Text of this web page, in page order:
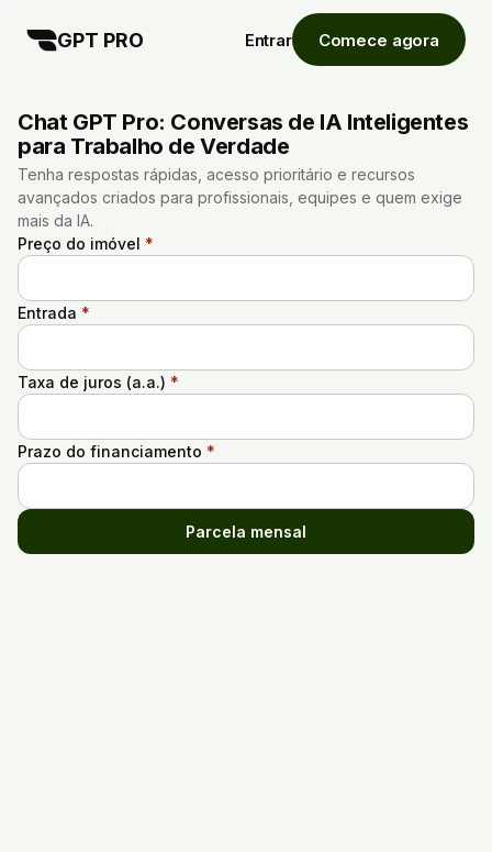
GPT PRO Entrar Comece agora
Chat GPT Pro: Conversas de IA Inteligentes
para Trabalho de Verdade
Tenha respostas rápidas, acesso prioritário e recursos
avançados criados para profissionais, equipes e quem exige
mais da IA.
Preço do imóvel *
Entrada *
Taxa de juros (a.a.) *
Prazo do financiamento *
Parcela mensal